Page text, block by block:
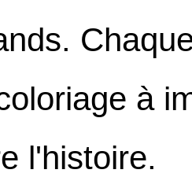
à
l'histoire.